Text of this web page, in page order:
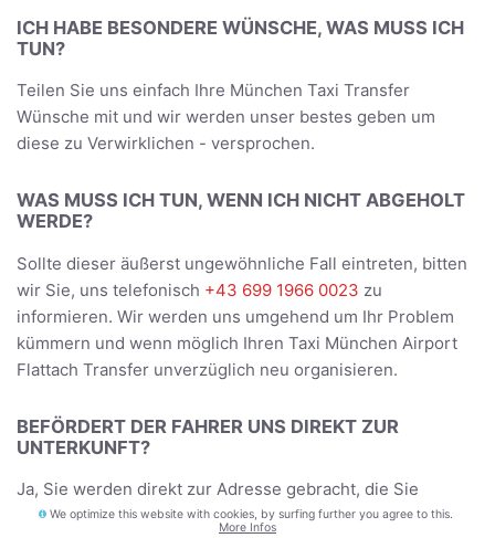
ICH HABE BESONDERE WÜNSCHE, WAS MUSS ICH
TUN?
Teilen Sie uns einfach Ihre München Taxi Transfer
Wünsche mit und wir werden unser bestes geben um
diese zu Verwirklichen - versprochen.
WAS MUSS ICH TUN, WENN ICH NICHT ABGEHOLT
WERDE?
Sollte dieser äußerst ungewöhnliche Fall eintreten, bitten
wir Sie, uns telefonisch +43 699 1966 0023 zu
informieren. Wir werden uns umgehend um Ihr Problem
kümmern und wenn möglich Ihren Taxi München Airport
Flattach Transfer unverzüglich neu organisieren.
BEFÖRDERT DER FAHRER UNS DIREKT ZUR
UNTERKUNFT?
Ja, Sie werden direkt zur Adresse gebracht, die Sie
während der Buchung angegeben haben - und bei der
We optimize this website with cookies, by surfing further you agree to this.
More Infos